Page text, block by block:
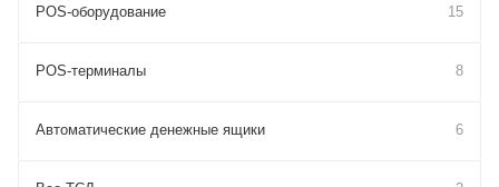
POS-оборудование 15
POS-терминалы 8
Автоматические денежные ящики 6